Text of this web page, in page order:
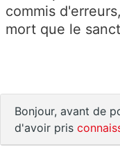
commis
mort que le
Bonjour, avant de
d'avoir pris